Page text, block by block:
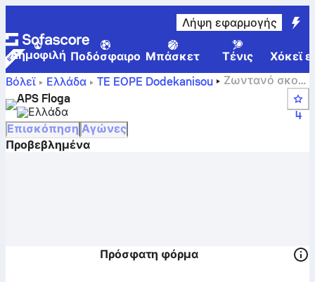
Λήψη εφαρμογής
Δημοφιλή Ποδόσφαιρο Μπάσκετ Τένις
Χόκεϊ
Βόλεϊ
Ελλάδα TE EOPE Dodekanisou
Ζωντανό σκορ,
πρόγραμμα, αγώνες και θέσεις της APS Floga
APS Floga
Ελλάδα
4
Επισκόπηση Αγώνες
Προβεβλημένα
Πρόσφατη φόρμα